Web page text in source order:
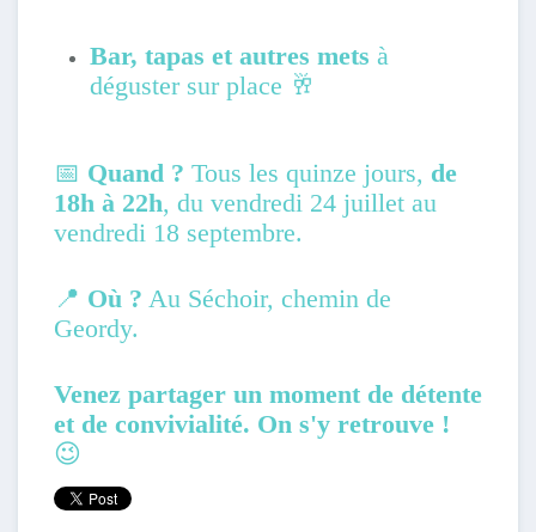
Bar, tapas et autres mets à
déguster sur place 🥂
📅 Quand ? Tous les quinze jours, de
18h à 22h, du vendredi 24 juillet au
vendredi 18 septembre.
📍 Où ? Au Séchoir, chemin de
Geordy.
Venez partager un moment de détente
et de convivialité. On s'y retrouve !
😉